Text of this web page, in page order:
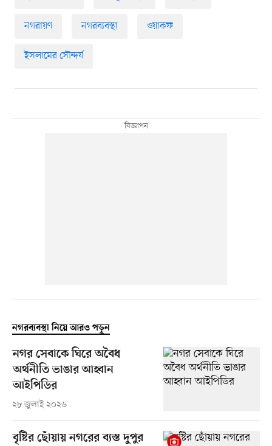
নগরায়ণ নগরব্যবস্থা ওয়াকফ
ইসলামের সৌন্দর্য
নগরব্যবস্থা নিয়ে আরও পড়ুন
নগর সেবাকে ঘিরে অবৈধ
অর্থনীতি ভাঙার আহ্বান
আইপিডির
২৮ জুলাই ২০২৬
বৃষ্টির ছোঁয়ায় নগরের ব্যস্ত দুপুর